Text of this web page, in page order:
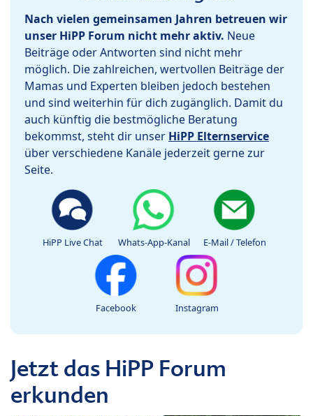
Nach vielen gemeinsamen Jahren betreuen wir
unser HiPP Forum nicht mehr aktiv. Neue
Beiträge oder Antworten sind nicht mehr
möglich. Die zahlreichen, wertvollen Beiträge der
Mamas und Experten bleiben jedoch bestehen
und sind weiterhin für dich zugänglich. Damit du
auch künftig die bestmögliche Beratung
bekommst, steht dir unser HiPP Elternservice
über verschiedene Kanäle jederzeit gerne zur
Seite.
HiPP Live Chat Whats-App-Kanal E-Mail / Telefon
Facebook Instagram
Jetzt das HiPP Forum
erkunden